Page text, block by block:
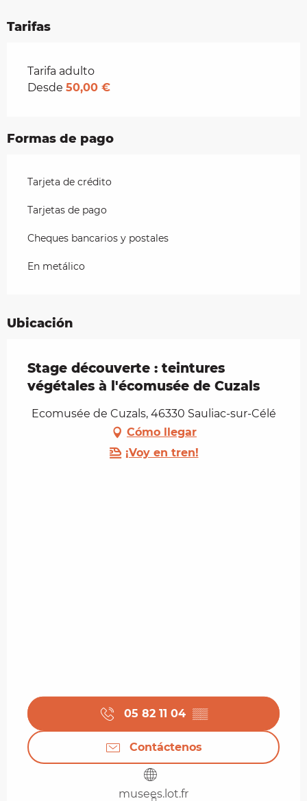
Tarifas
Tarifas 2026
Tarifa adulto
Desde 50,00 €
Formas de pago
Tarjeta de crédito
Tarjetas de pago
Cheques bancarios y postales
En metálico
Ubicación
Stage découverte : teintures
végétales à l'écomusée de Cuzals
Ecomusée de Cuzals, 46330 Sauliac-sur-Célé
Cómo llegar
¡Voy en tren!
05 82 11 04 ▒▒
Contáctenos
musees.lot.fr